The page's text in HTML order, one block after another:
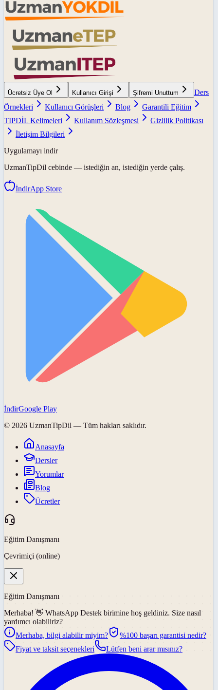
Ücretsiz Üye Ol Kullanıcı Girişi Şifremi Unuttum
Ders
Örnekleri
Kullanıcı Görüşleri Blog
Garantili Eğitim
TIPDİL Kelimeleri
Kullanım Sözleşmesi
Gizlilik Politikası
İletişim Bilgileri
Uygulamayı indir
UzmanTipDil cebinde — istediğin an, istediğin yerde çalış.
İndirApp Store
İndirGoogle Play
© 2026 UzmanTipDil — Tüm hakları saklıdır.
Anasayfa
Dersler
Yorumlar
Blog
Ücretler
Eğitim Danışmanı
Çevrimiçi (online)
Eğitim Danışmanı
Merhaba! 👋 WhatsApp Destek birimine hoş geldiniz. Size nasıl
yardımcı olabiliriz?
Merhaba, bilgi alabilir miyim?
%100 başarı garantisi nedir?
Fiyat ve taksit seçenekleri
Lütfen beni arar mısınız?